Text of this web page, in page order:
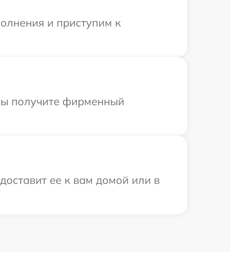
и приступим к
получите фирменный
ее к вам домой или в